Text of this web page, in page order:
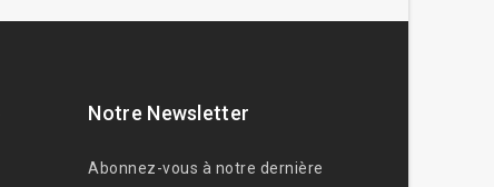
Notre Newsletter
Abonnez-vous à notre dernière